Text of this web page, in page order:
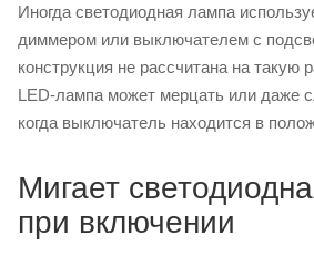
Иногда светодиодная лампа
диммером или выключателем с
конструкция не рассчитана на такую
LED-лампа может мерцать или даже
когда выключатель находится в
Мигает
при включении